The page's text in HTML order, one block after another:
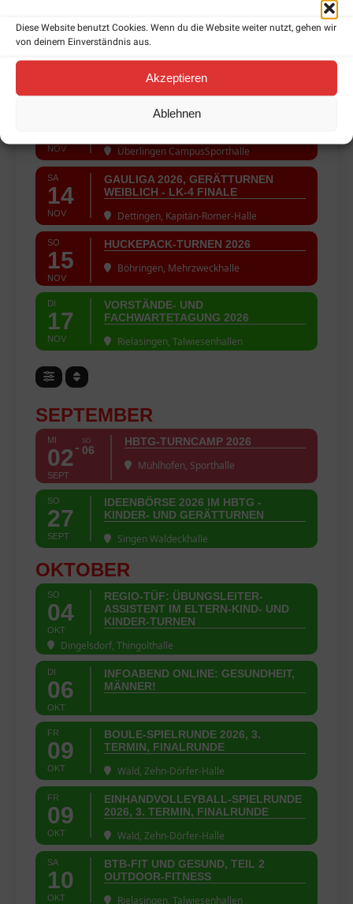
Diese Website benutzt Cookies. Wenn du die Website weiter nutzt, gehen wir
von deinem Einverständnis aus.
Akzeptieren
Ablehnen
NOVEMBER
SA
07
WEIBLICH - FINALE
Überlingen CampusSporthalle
NOV
GAULIGA 2026, GERÄTTURNEN
Überlingen CampusSporthalle
SA
14
NOV
GAULIGA 2026, GERÄTTURNEN
WEIBLICH - LK-4 FINALE
Dettingen, Kapitän-Romer-Halle
SO
15
NOV
HUCKEPACK-TURNEN 2026
Böhringen, Mehrzweckhalle
DI
17
NOV
VORSTÄNDE- UND
FACHWARTETAGUNG 2026
Rielasingen, Talwiesenhallen
SEPTEMBER
MI
02
SEPT
SO
06
HBTG-TURNCAMP 2026
Mühlhofen, Sporthalle
SO
27
SEPT
IDEENBÖRSE 2026 IM HBTG -
KINDER- UND GERÄTTURNEN
Singen Waldeckhalle
OKTOBER
SO
04
OKT
REGIO-TÜF: ÜBUNGSLEITER-
ASSISTENT IM ELTERN-KIND- UND
KINDER-TURNEN
Dingelsdorf, Thingolthalle
DI
06
OKT
INFOABEND ONLINE: GESUNDHEIT,
MÄNNER!
FR
09
OKT
BOULE-SPIELRUNDE 2026, 3.
TERMIN, FINALRUNDE
Wald, Zehn-Dörfer-Halle
FR
09
OKT
EINHANDVOLLEYBALL-SPIELRUNDE
2026, 3. TERMIN, FINALRUNDE
Wald, Zehn-Dörfer-Halle
SA
10
OKT
BTB-FIT UND GESUND, TEIL 2
OUTDOOR-FITNESS
Rielasingen, Talwiesenhallen